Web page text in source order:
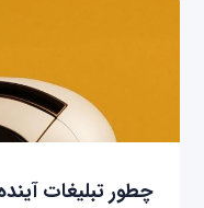
چطور تبلیغات